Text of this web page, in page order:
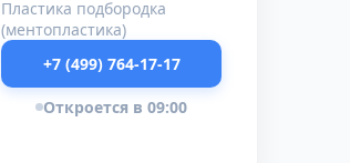
Пластика подбородка
(ментопластика)
+7 (499) 764-17-17
Откроется в 09:00